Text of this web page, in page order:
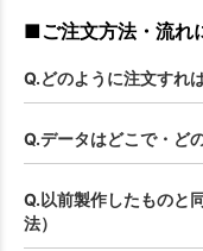
■ご注文方法・流れ
Q.どのように注文すれ
Q.データはどこで・ど
Q.以前製作したものと
法）